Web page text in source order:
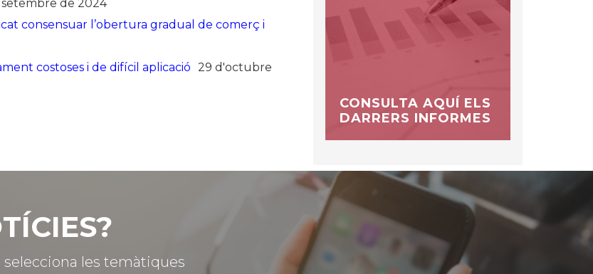
de 2024
consensuar l’obertura gradual de comerç i
costoses i de difícil aplicació 29 d'octubre
CONSULTA AQUÍ ELS
DARRERS INFORMES
les temàtiques